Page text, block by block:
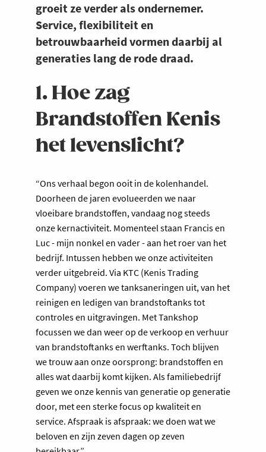
groeit ze verder als ondernemer.
Service, flexibiliteit en
betrouwbaarheid vormen daarbij al
generaties lang de rode draad.
1. Hoe zag
Brandstoffen Kenis
het levenslicht?
“Ons verhaal begon ooit in de kolenhandel.
Doorheen de jaren evolueerden we naar
vloeibare brandstoffen, vandaag nog steeds
onze kernactiviteit. Momenteel staan Francis en
Luc - mijn nonkel en vader - aan het roer van het
bedrijf. Intussen hebben we onze activiteiten
verder uitgebreid. Via KTC (Kenis Trading
Company) voeren we tanksaneringen uit, van het
reinigen en ledigen van brandstoftanks tot
controles en uitgravingen. Met Tankshop
focussen we dan weer op de verkoop en verhuur
van brandstoftanks en werftanks. Toch blijven
we trouw aan onze oorsprong: brandstoffen en
alles wat daarbij komt kijken. Als familiebedrijf
geven we onze kennis van generatie op generatie
door, met een sterke focus op kwaliteit en
service. Afspraak is afspraak: we doen wat we
beloven en zijn zeven dagen op zeven